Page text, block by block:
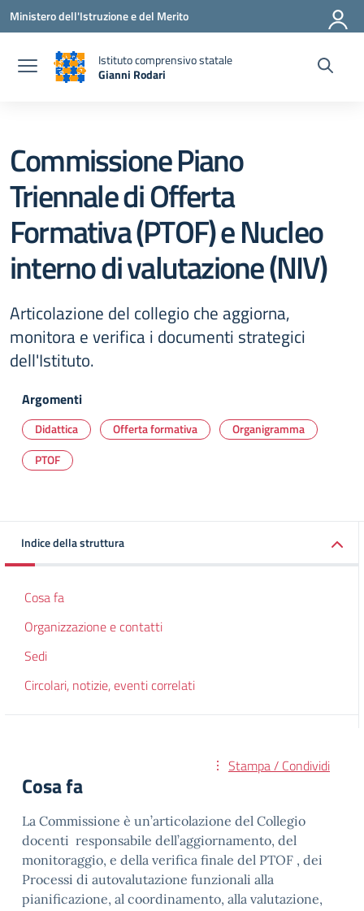
Vai ai contenuti
Vai al menu di navigazione
Vai al footer
Ministero dell'Istruzione e del Merito
Istituto comprensivo statale
Gianni Rodari
Commissione Piano
Triennale di Offerta
Formativa (PTOF) e Nucleo
interno di valutazione (NIV)
Articolazione del collegio che aggiorna,
monitora e verifica i documenti strategici
dell'Istituto.
Argomenti
Didattica Offerta formativa
Organigramma
PTOF
Indice della struttura
Cosa fa
Organizzazione e contatti
Sedi
Circolari, notizie, eventi correlati
Stampa / Condividi
Cosa fa
La Commissione è un’articolazione del Collegio
docenti responsabile dell’aggiornamento, del
monitoraggio, e della verifica finale del PTOF , dei
Processi di autovalutazione funzionali alla
pianificazione, al coordinamento, alla valutazione,